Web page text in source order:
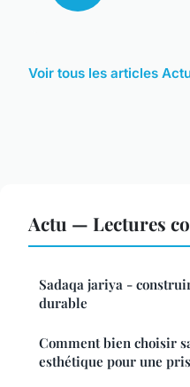
Voir tous les articles
Actu — Lectures
Sadaqa jariya -
durable
Comment bien choisir
esthétique pour une